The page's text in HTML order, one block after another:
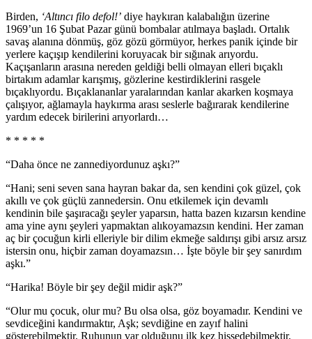
Birden, ‘Altıncı filo defol!’ diye haykıran kalabalığın üzerine
1969’un 16 Şubat Pazar günü bombalar atılmaya başladı. Ortalık
savaş alanına dönmüş, göz gözü görmüyor, herkes panik içinde bir
yerlere kaçışıp kendilerini koruyacak bir sığınak arıyordu.
Kaçışanların arasına nereden geldiği belli olmayan elleri bıçaklı
birtakım adamlar karışmış, gözlerine kestirdiklerini rasgele
bıçaklıyordu. Bıçaklananlar yaralarından kanlar akarken koşmaya
çalışıyor, ağlamayla haykırma arası seslerle bağırarak kendilerine
yardım edecek birilerini arıyorlardı…
* * * * *
“Daha önce ne zannediyordunuz aşkı?”
“Hani; seni seven sana hayran bakar da, sen kendini çok güzel, çok
akıllı ve çok güçlü zannedersin. Onu etkilemek için devamlı
kendinin bile şaşıracağı şeyler yaparsın, hatta bazen kızarsın kendine
ama yine aynı şeyleri yapmaktan alıkoyamazsın kendini. Her zaman
aç bir çocuğun kirli elleriyle bir dilim ekmeğe saldırışı gibi arsız arsız
istersin onu, hiçbir zaman doyamazsın… İşte böyle bir şey sanırdım
aşkı.”
“Harika! Böyle bir şey değil midir aşk?”
“Olur mu çocuk, olur mu? Bu olsa olsa, göz boyamadır. Kendini ve
sevdiceğini kandırmaktır, Aşk; sevdiğine en zayıf halini
gösterebilmektir. Ruhunun var olduğunu ilk kez hissedebilmektir.